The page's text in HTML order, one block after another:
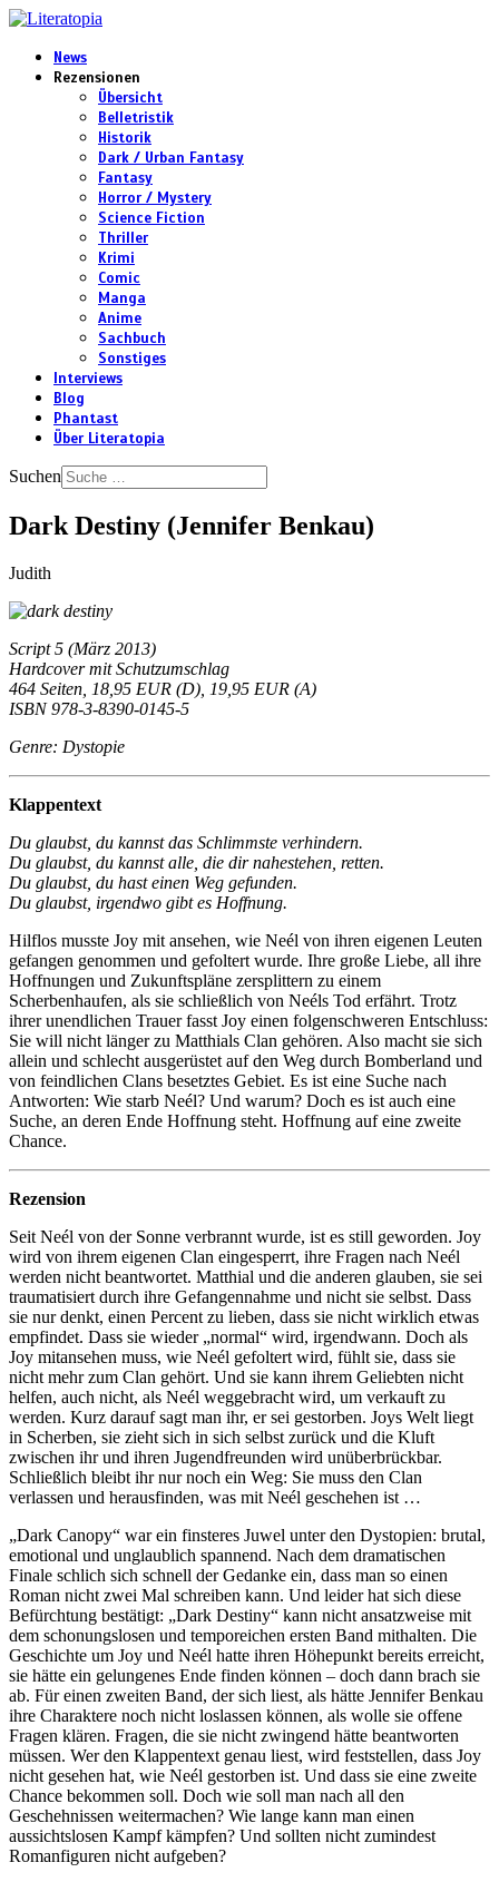
News
Rezensionen
Übersicht
Belletristik
Historik
Dark / Urban Fantasy
Fantasy
Horror / Mystery
Science Fiction
Thriller
Krimi
Comic
Manga
Anime
Sachbuch
Sonstiges
Interviews
Blog
Phantast
Über Literatopia
Suchen
Dark Destiny (Jennifer Benkau)
Judith
Script 5 (März 2013)
Hardcover mit Schutzumschlag
464 Seiten, 18,95 EUR (D), 19,95 EUR (A)
ISBN 978-3-8390-0145-5
Genre: Dystopie
Klappentext
Du glaubst, du kannst das Schlimmste verhindern.
Du glaubst, du kannst alle, die dir nahestehen, retten.
Du glaubst, du hast einen Weg gefunden.
Du glaubst, irgendwo gibt es Hoffnung.
Hilflos musste Joy mit ansehen, wie Neél von ihren eigenen Leuten
gefangen genommen und gefoltert wurde. Ihre große Liebe, all ihre
Hoffnungen und Zukunftspläne zersplittern zu einem
Scherbenhaufen, als sie schließlich von Neéls Tod erfährt. Trotz
ihrer unendlichen Trauer fasst Joy einen folgenschweren Entschluss:
Sie will nicht länger zu Matthials Clan gehören. Also macht sie sich
allein und schlecht ausgerüstet auf den Weg durch Bomberland und
von feindlichen Clans besetztes Gebiet. Es ist eine Suche nach
Antworten: Wie starb Neél? Und warum? Doch es ist auch eine
Suche, an deren Ende Hoffnung steht. Hoffnung auf eine zweite
Chance.
Rezension
Seit Neél von der Sonne verbrannt wurde, ist es still geworden. Joy
wird von ihrem eigenen Clan eingesperrt, ihre Fragen nach Neél
werden nicht beantwortet. Matthial und die anderen glauben, sie sei
traumatisiert durch ihre Gefangennahme und nicht sie selbst. Dass
sie nur denkt, einen Percent zu lieben, dass sie nicht wirklich etwas
empfindet. Dass sie wieder „normal“ wird, irgendwann. Doch als
Joy mitansehen muss, wie Neél gefoltert wird, fühlt sie, dass sie
nicht mehr zum Clan gehört. Und sie kann ihrem Geliebten nicht
helfen, auch nicht, als Neél weggebracht wird, um verkauft zu
werden. Kurz darauf sagt man ihr, er sei gestorben. Joys Welt liegt
in Scherben, sie zieht sich in sich selbst zurück und die Kluft
zwischen ihr und ihren Jugendfreunden wird unüberbrückbar.
Schließlich bleibt ihr nur noch ein Weg: Sie muss den Clan
verlassen und herausfinden, was mit Neél geschehen ist …
„Dark Canopy“ war ein finsteres Juwel unter den Dystopien: brutal,
emotional und unglaublich spannend. Nach dem dramatischen
Finale schlich sich schnell der Gedanke ein, dass man so einen
Roman nicht zwei Mal schreiben kann. Und leider hat sich diese
Befürchtung bestätigt: „Dark Destiny“ kann nicht ansatzweise mit
dem schonungslosen und temporeichen ersten Band mithalten. Die
Geschichte um Joy und Neél hatte ihren Höhepunkt bereits erreicht,
sie hätte ein gelungenes Ende finden können – doch dann brach sie
ab. Für einen zweiten Band, der sich liest, als hätte Jennifer Benkau
ihre Charaktere noch nicht loslassen können, als wolle sie offene
Fragen klären. Fragen, die sie nicht zwingend hätte beantworten
müssen. Wer den Klappentext genau liest, wird feststellen, dass Joy
nicht gesehen hat, wie Neél gestorben ist. Und dass sie eine zweite
Chance bekommen soll. Doch wie soll man nach all den
Geschehnissen weitermachen? Wie lange kann man einen
aussichtslosen Kampf kämpfen? Und sollten nicht zumindest
Romanfiguren nicht aufgeben?